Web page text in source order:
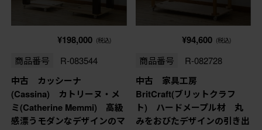
¥198,000 (税込)
商品番号 R-083544
中古 カッシーナ
(Cassina) カトリーヌ・メ
ミ(Catherine Memmi) 高級
感漂うモダンなデザインのマ
¥94,600 (税込)
商品番号 R-082728
中古 家具工房
BritCraft(ブリットクラフ
ト) ハードメープル材 丸
みをおびたデザインの引き出